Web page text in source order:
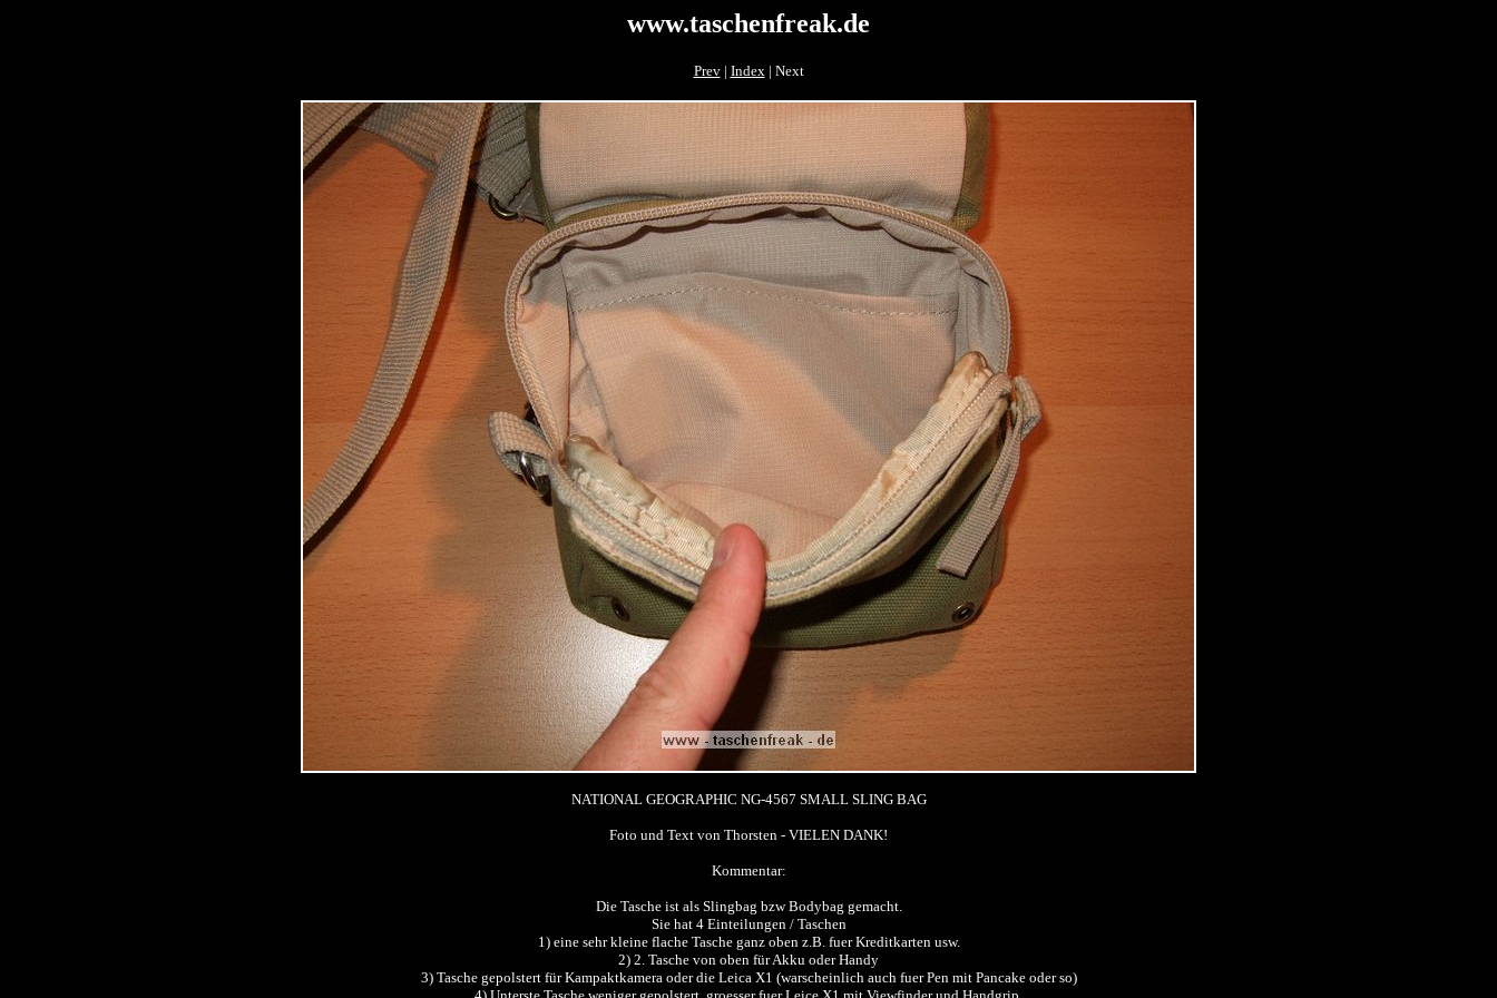
www.taschenfreak.de
Prev| Index| Next
NATIONAL GEOGRAPHIC NG-4567 SMALL SLING BAG
Foto und Text von Thorsten - VIELEN DANK!
Kommentar:
Die Tasche ist als Slingbag bzw Bodybag gemacht.
Sie hat 4 Einteilungen / Taschen
1) eine sehr kleine flache Tasche ganz oben z.B. fuer Kreditkarten usw.
2) 2. Tasche von oben für Akku oder Handy
3) Tasche gepolstert für Kampaktkamera oder die Leica X1 (warscheinlich auch fuer Pen mit Pancake oder so)